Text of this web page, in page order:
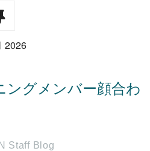
2026
ングメンバー顔合わ
Staff Blog